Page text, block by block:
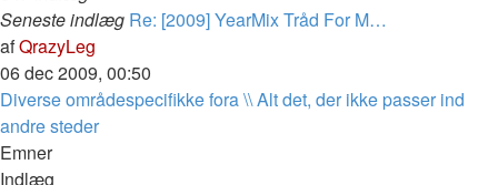
Seneste indlæg Re: [2009] YearMix Tråd For M…
afQrazyLeg
det
seneste
indlæg
06 dec 2009, 00:50
Diverse områdespecifikke fora \\ Alt det, der ikke passer ind
andre steder
Emner
Indlæg